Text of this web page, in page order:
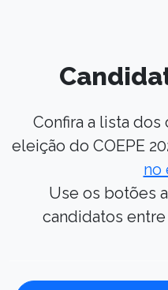
Confira a lista
eleição do COEPE
no
Use os botões
candidatos